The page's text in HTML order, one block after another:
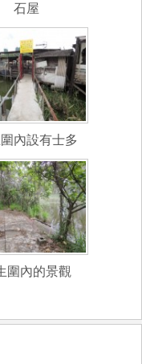
石屋
內設有士多
圍內的景觀